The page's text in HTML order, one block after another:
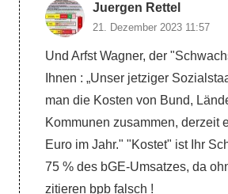
Juergen Rettel
21. Dezember 2023 11:57
Und Arfst Wagner, der
Ihnen : „Unser jetziger
man die Kosten von Bund,
Kommunen zusammen, derzeit
Euro im Jahr." "Kostet" ist Ihr
75 % des bGE-Umsatzes, da
zitieren bpb falsch !